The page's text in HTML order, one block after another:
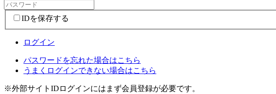
IDを保存する
ログイン
パスワードを忘れた場合はこちら
うまくログインできない場合はこちら
※外部サイトIDログインにはまず会員登録が必要です。